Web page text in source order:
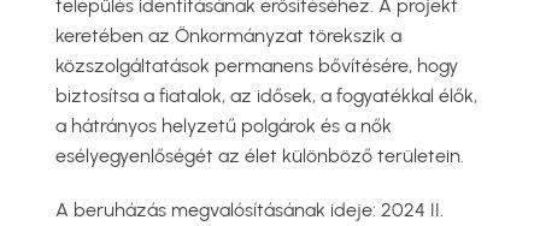
település identitásának erősítéséhez. A projekt
keretében az Önkormányzat törekszik a
közszolgáltatások permanens bővítésére, hogy
biztosítsa a fiatalok, az idősek, a fogyatékkal élők,
a hátrányos helyzetű polgárok és a nők
esélyegyenlőségét az élet különböző területein.
A beruházás megvalósításának ideje: 2024 II.